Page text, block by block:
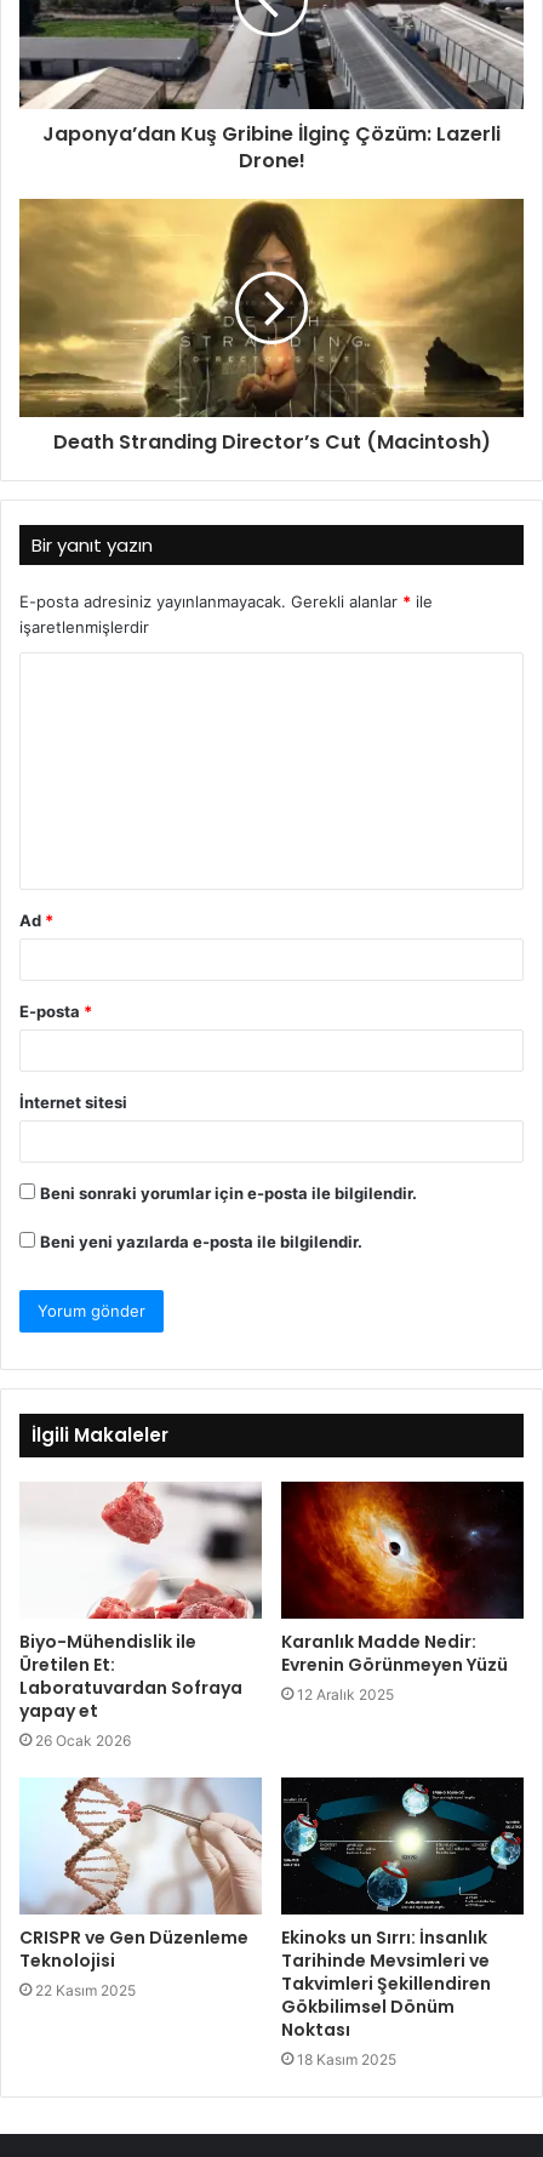
Japonya’dan Kuş Gribine İlginç Çözüm: Lazerli
Drone!
Death Stranding Director’s Cut (Macintosh)
Bir yanıt yazın
E-posta adresiniz yayınlanmayacak. Gerekli alanlar * ile
işaretlenmişlerdir
Ad *
E-posta *
İnternet sitesi
Beni sonraki yorumlar için e-posta ile bilgilendir.
Beni yeni yazılarda e-posta ile bilgilendir.
İlgili Makaleler
Biyo-Mühendislik ile
Üretilen Et:
Laboratuvardan Sofraya
yapay et
26 Ocak 2026
Karanlık Madde Nedir:
Evrenin Görünmeyen Yüzü
12 Aralık 2025
CRISPR ve Gen Düzenleme
Teknolojisi
22 Kasım 2025
Ekinoks un Sırrı: İnsanlık
Tarihinde Mevsimleri ve
Takvimleri Şekillendiren
Gökbilimsel Dönüm
Noktası
18 Kasım 2025